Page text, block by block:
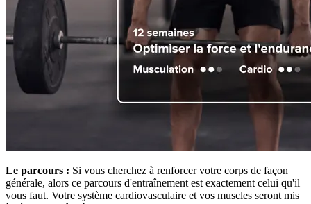
Le parcours : Si vous cherchez à renforcer votre corps de façon
générale, alors ce parcours d'entraînement est exactement celui qu'il
vous faut. Votre système cardiovasculaire et vos muscles seront mis